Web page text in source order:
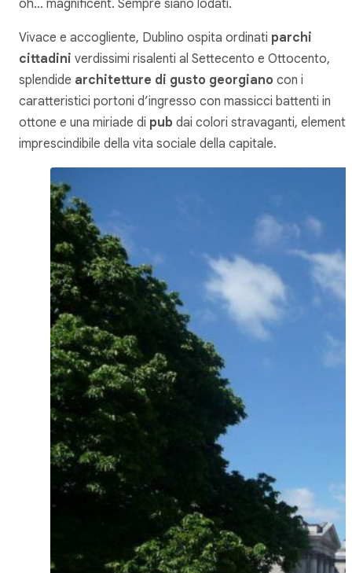
oh… magnificent. Sempre siano lodati.
Vivace e accogliente, Dublino ospita ordinati parchi
cittadini verdissimi risalenti al Settecento e Ottocento,
splendide architetture di gusto georgiano con i
caratteristici portoni d’ingresso con massicci battenti in
ottone e una miriade di pub dai colori stravaganti,
imprescindibile della vita sociale della capitale.